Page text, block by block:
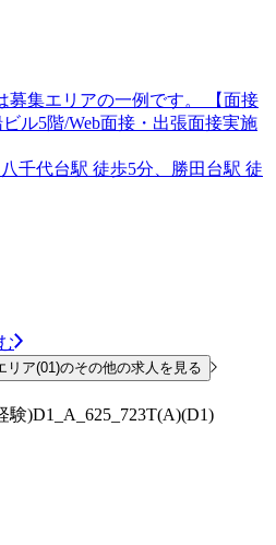
集エリアの一例です。 【面接
ル5階/Web面接・出張面接実施
千代台駅 徒歩5分、勝田台駅 徒
ア(01)のその他の求人を見る
)D1_A_625_723T(A)(D1)